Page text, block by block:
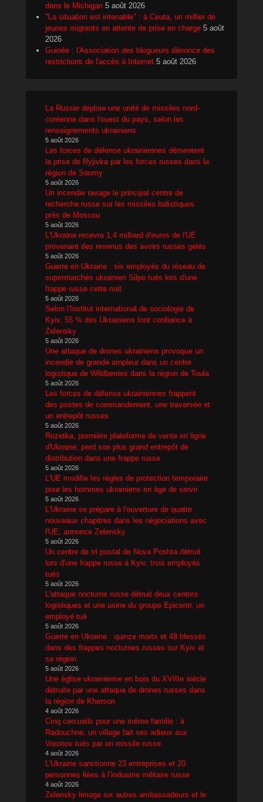
dans le Michigan 5 août 2026
"La situation est intenable" : à Ceuta, un millier de
jeunes migrants en attente de prise en charge 5 août
2026
Guinée : l'Association des blogueurs dénonce des
restrictions de l'accès à Internet 5 août 2026
La Russie déploie une unité de missiles nord-
coréenne dans l'ouest du pays, selon les
renseignements ukrainiens
5 août 2026
Les forces de défense ukrainiennes démentent
la prise de Ryjivka par les forces russes dans la
région de Soumy
5 août 2026
Un incendie ravage le principal centre de
recherche russe sur les missiles balistiques
près de Moscou
5 août 2026
L'Ukraine recevra 1,4 milliard d'euros de l'UE
provenant des revenus des avoirs russes gelés
5 août 2026
Guerre en Ukraine : six employés du réseau de
supermarchés ukrainien Silpo tués lors d'une
frappe russe cette nuit
5 août 2026
Selon l'Institut international de sociologie de
Kyiv, 55 % des Ukrainiens font confiance à
Zelensky
5 août 2026
Une attaque de drones ukrainiens provoque un
incendie de grande ampleur dans un centre
logistique de Wildberries dans la région de Toula
5 août 2026
Les forces de défense ukrainiennes frappent
des postes de commandement, une traversée et
un entrepôt russes
5 août 2026
Rozetka, première plateforme de vente en ligne
d'Ukraine, perd son plus grand entrepôt de
distribution dans une frappe russe
5 août 2026
L'UE modifie les règles de protection temporaire
pour les hommes ukrainiens en âge de servir
5 août 2026
L'Ukraine se prépare à l'ouverture de quatre
nouveaux chapitres dans les négociations avec
l'UE, annonce Zelensky
5 août 2026
Un centre de tri postal de Nova Poshta détruit
lors d'une frappe russe à Kyiv, trois employés
tués
5 août 2026
L'attaque nocturne russe détruit deux centres
logistiques et une usine du groupe Epicentr, un
employé tué
5 août 2026
Guerre en Ukraine : quinze morts et 48 blessés
dans des frappes nocturnes russes sur Kyiv et
sa région
5 août 2026
Une église ukrainienne en bois du XVIIIe siècle
détruite par une attaque de drones russes dans
la région de Kherson
4 août 2026
Cinq cercueils pour une même famille : à
Radouchne, un village fait ses adieux aux
Voronov tués par un missile russe
4 août 2026
L’Ukraine sanctionne 23 entreprises et 20
personnes liées à l’industrie militaire russe
4 août 2026
Zelensky limoge six autres ambassadeurs et le